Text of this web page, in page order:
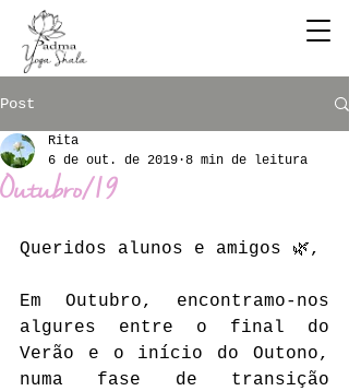
Post
Outubro/19
Rita
6 de out. de 2019 8 min de leitura
Queridos alunos e amigos 🌿,
Em Outubro, encontramo-nos
algures entre o final do
Verão e o início do Outono,
numa fase de transição